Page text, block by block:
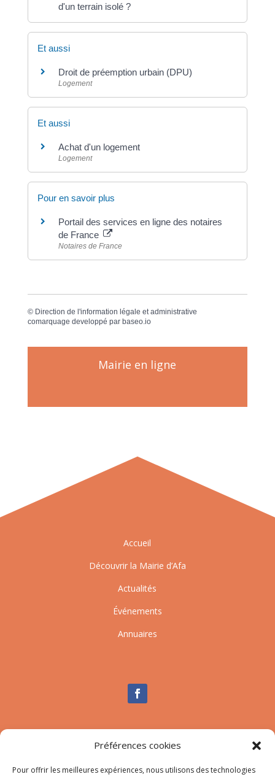
Préférences cookies
Pour offrir les meilleures expériences, nous utilisons des technologies
d'un terrain isolé ?
Et aussi
Droit de préemption urbain (DPU)
Logement
Et aussi
Achat d'un logement
Logement
Pour en savoir plus
Portail des services en ligne des notaires
de France
Notaires de France
© Direction de l'information légale et administrative
comarquage developpé par baseo.io
Mairie en ligne
Accueil
Découvrir la Mairie d’Afa
Actualités
Événements
Annuaires
Nous contacter
Mail:secretariat-mairie@afa.corsica